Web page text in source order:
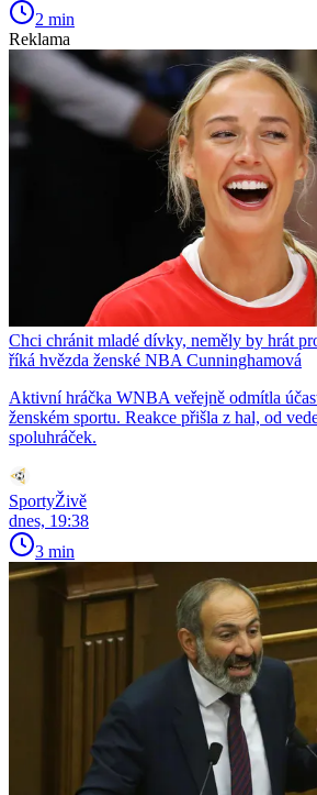
2 min
Reklama
Chci chránit mladé dívky, neměly by hrát
říká hvězda ženské NBA Cunninghamová
Aktivní hráčka WNBA veřejně odmítla
ženském sportu. Reakce přišla z hal, od
spoluhráček.
SportyŽivě
dnes, 19:38
3 min